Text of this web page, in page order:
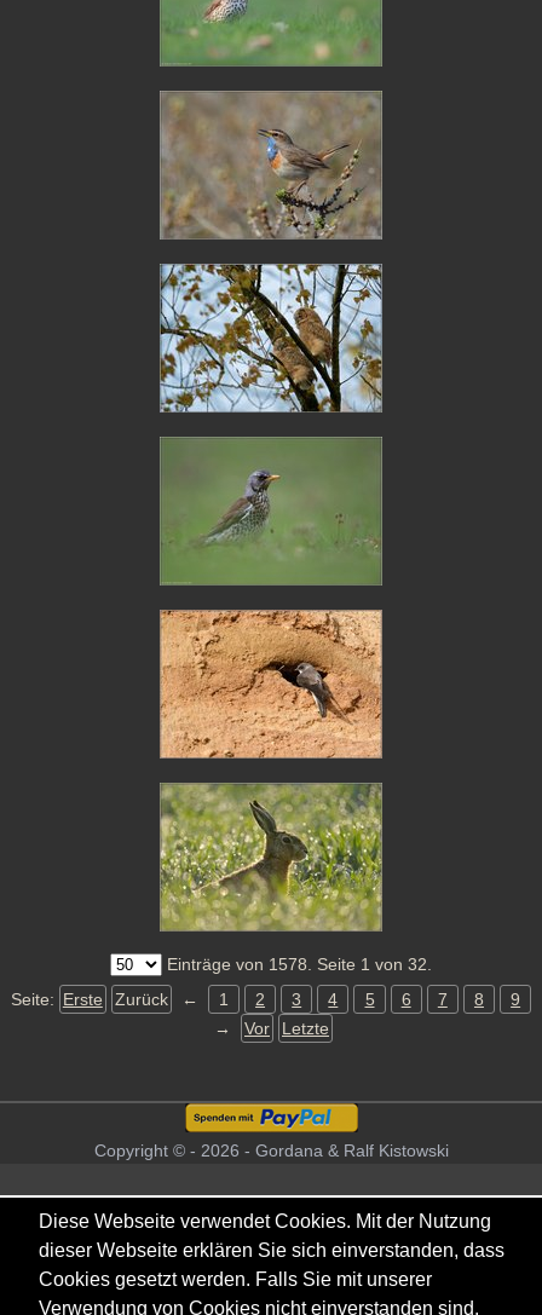
Einträge von 1578. Seite 1 von 32.
Seite: Erste Zurück ← 1 2 3 4 5 6 7 8
9
→
Vor Letzte
Copyright © - 2026 - Gordana & Ralf Kistowski
Diese Webseite verwendet Cookies. Mit der Nutzung
dieser Webseite erklären Sie sich einverstanden, dass
Cookies gesetzt werden. Falls Sie mit unserer
Verwendung von Cookies nicht einverstanden sind,